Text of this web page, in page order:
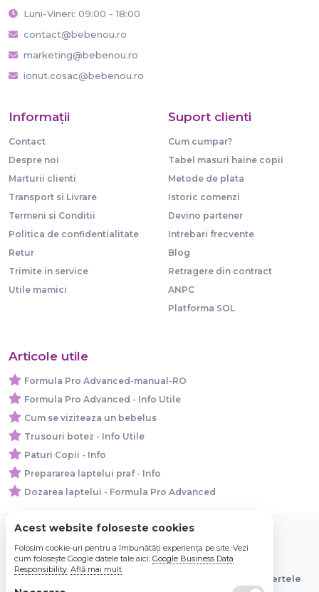
Luni-Vineri: 09:00 - 18:00
contact@bebenou.ro
marketing@bebenou.ro
ionut.cosac@bebenou.ro
Informaţii
Contact
Despre noi
Marturii clienti
Transport si Livrare
Termeni si Conditii
Politica de confidentialitate
Retur
Trimite in service
Utile mamici
Suport clienti
Cum cumpar?
Tabel masuri haine copii
Metode de plata
Istoric comenzi
Devino partener
Intrebari frecvente
Blog
Retragere din contract
ANPC
Platforma SOL
Articole utile
Formula Pro Advanced-manual-RO
Formula Pro Advanced - Info Utile
Cum se viziteaza un bebelus
Trusouri botez - Info Utile
Paturi Copii - Info
Prepararea laptelui praf - Info
Dozarea laptelui - Formula Pro Advanced
© 2026 Bebe Nou Online Store SRL
Toate preturile sunt exprimate in lei si includ tva. Ofertele
Acest website foloseste cookies
Folosim cookie-uri pentru a îmbunătăți experiența pe site. Vezi
cum folosește Google datele tale aici: Google Business Data
Responsibility. Află mai mult